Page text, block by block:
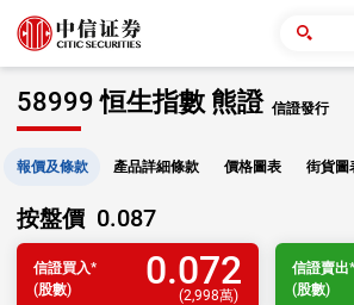
58999 恒生指數 熊證 信證發行
報價及條款 產品詳細條款 價格圖表 街貨圖
按盤價 0.087
信證買入*
(股數)
0.072
(2,998萬)
信證賣出*
(股數)